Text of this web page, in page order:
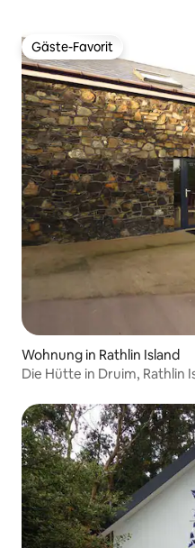
Gäste-Favorit
Gäste-Favorit
Wohnung in Rathlin Island
Die Hütte in Druim, Rathlin